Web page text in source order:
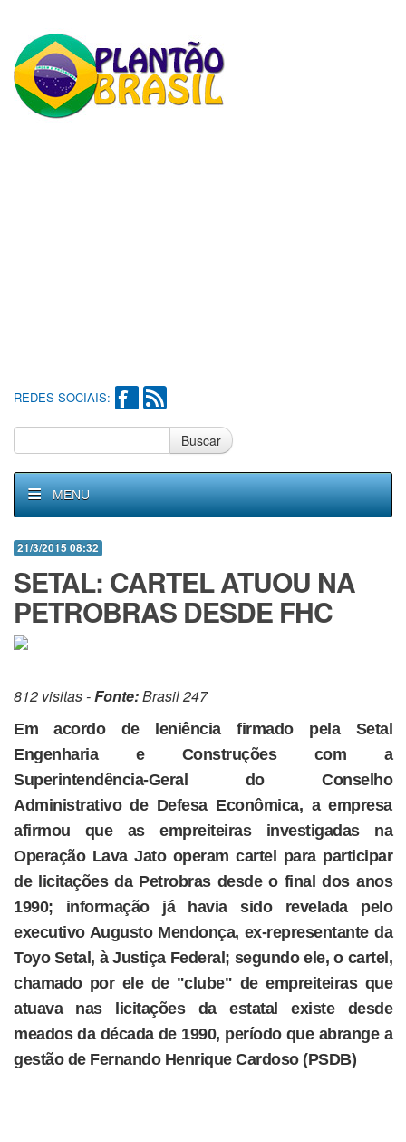
REDES SOCIAIS:
Buscar
MENU
21/3/2015 08:32
SETAL: CARTEL ATUOU NA
PETROBRAS DESDE FHC
812 visitas -Fonte:Brasil 247
Em acordo de leniência firmado pela Setal
Engenharia e Construções com a
Superintendência-Geral do Conselho
Administrativo de Defesa Econômica, a empresa
afirmou que as empreiteiras investigadas na
Operação Lava Jato operam cartel para participar
de licitações da Petrobras desde o final dos anos
1990; informação já havia sido revelada pelo
executivo Augusto Mendonça, ex-representante da
Toyo Setal, à Justiça Federal; segundo ele, o cartel,
chamado por ele de "clube" de empreiteiras que
atuava nas licitações da estatal existe desde
meados da década de 1990, período que abrange a
gestão de Fernando Henrique Cardoso (PSDB)